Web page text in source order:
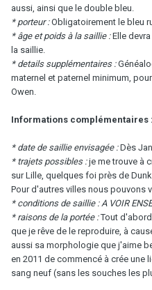
aussi, ainsi que le double bleu.
* porteur :Obligatoirement le bleu
* âge et poids à la saillie :Elle
la saillie.
* details supplémentaires :
maternel et paternel minimum,
Owen.
Informations complémentaires :
* date de saillie envisagée :Dès
* trajets possibles :je me trouve à
sur Lille, quelques foi près de
Pour d'autres villes nous pouvons
* conditions de saillie : A VOIR
* raisons de la portée :Tout
que je rêve de le reproduire, à
aussi sa morphologie que j'aime
en 2011 de commencé à crée une
sang neuf (sans les souches les